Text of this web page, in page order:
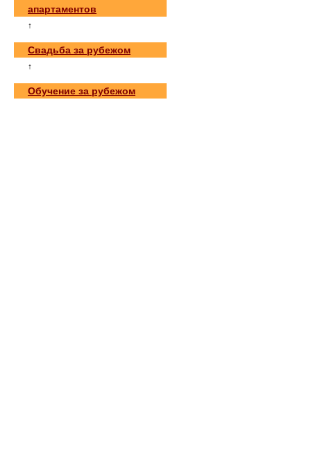
апартаментов
↑
Свадьба за рубежом
↑
Обучение за рубежом